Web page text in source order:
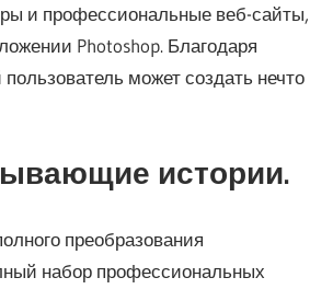
и профессиональные веб-сайты,
Photoshop. Благодаря
может создать нечто
истории.
преобразования
набор профессиональных